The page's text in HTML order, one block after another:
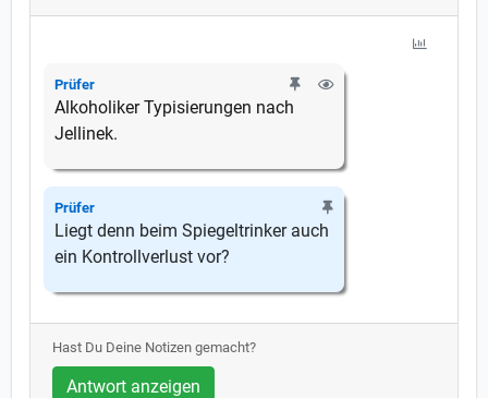
Prüfer
Alkoholiker Typisierungen nach
Jellinek.
Prüfer
Liegt denn beim Spiegeltrinker auch
ein Kontrollverlust vor?
Hast Du Deine Notizen gemacht?
Antwort anzeigen